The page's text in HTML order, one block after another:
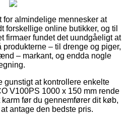
almindelige mennesker at
forskellige online butikker, og til
firmaer fundet det uundgåeligt at
– til drenge og piger,
– markant, og endda nogle
gunstigt at kontrollere enkelte
V100PS 1000 x 150 mm rende
før du gennemfører dit køb,
antage den bedste pris.